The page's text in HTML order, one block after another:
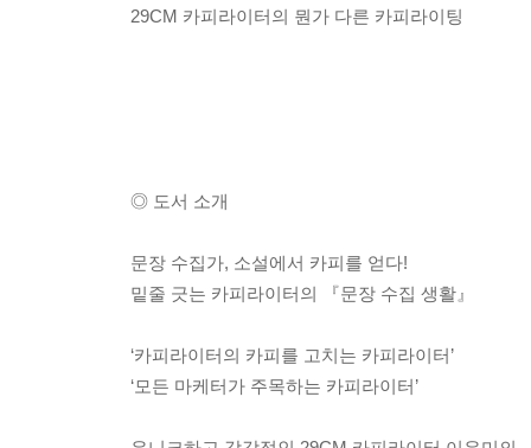
29CM 카피라이터의 뭔가 다른 카피라이팅
◎ 도서 소개
문장 수집가, 소설에서 카피를 얻다!
밑줄 긋는 카피라이터의 『문장 수집 생활』
‘카피라이터의 카피를 고치는 카피라이터’
‘모든 마케터가 주목하는 카피라이터’